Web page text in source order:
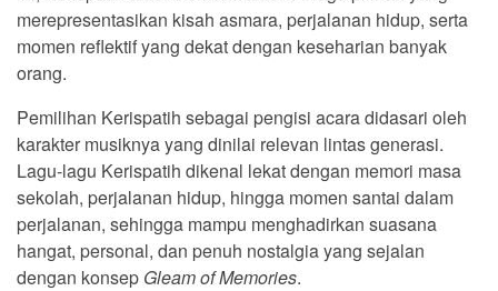
merepresentasikan kisah asmara, perjalanan hidup, serta
momen reflektif yang dekat dengan keseharian banyak
orang.
Pemilihan Kerispatih sebagai pengisi acara didasari oleh
karakter musiknya yang dinilai relevan lintas generasi.
Lagu-lagu Kerispatih dikenal lekat dengan memori masa
sekolah, perjalanan hidup, hingga momen santai dalam
perjalanan, sehingga mampu menghadirkan suasana
hangat, personal, dan penuh nostalgia yang sejalan
dengan konsep Gleam of Memories.